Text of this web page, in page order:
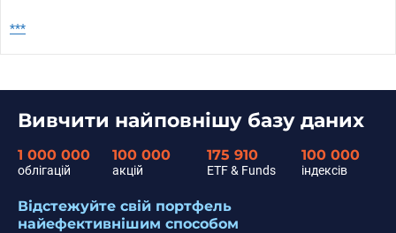
***
Вивчити найповнішу базу даних
1 000 000
облігацій
100 000
акцій
175 910
ETF & Funds
100 000
індексів
Відстежуйте свій портфель
найефективнішим способом